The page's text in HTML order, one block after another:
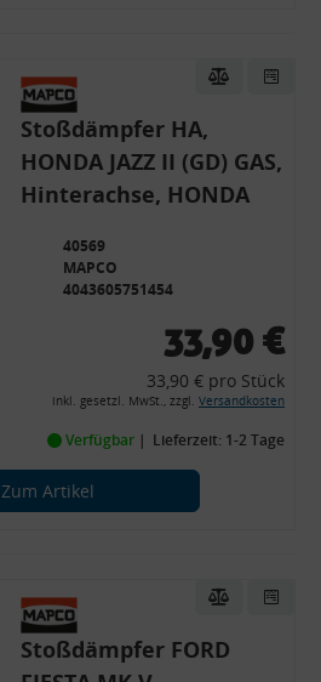
Stoßdämpfer HA,
HONDA JAZZ II (GD) GAS,
Hinterachse, HONDA
40569
MAPCO
4043605751454
33,90 €
33,90 € pro Stück
inkl. gesetzl. MwSt., zzgl. Versandkosten
Verfügbar Lieferzeit: 1-2 Tage
Zum Artikel
Stoßdämpfer FORD